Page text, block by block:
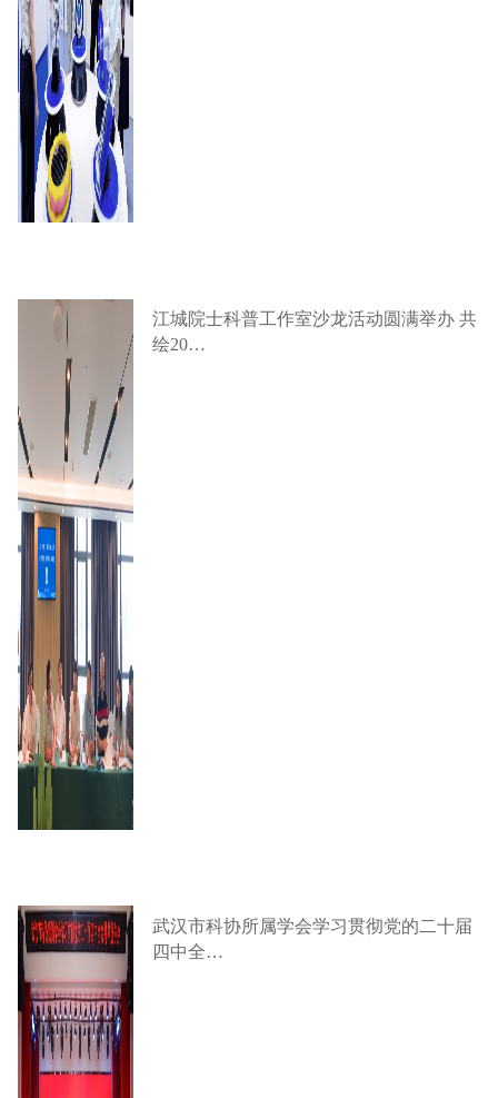
江城院士科普工作室沙龙活动圆满举办 共
绘20…
武汉市科协所属学会学习贯彻党的二十届
四中全…